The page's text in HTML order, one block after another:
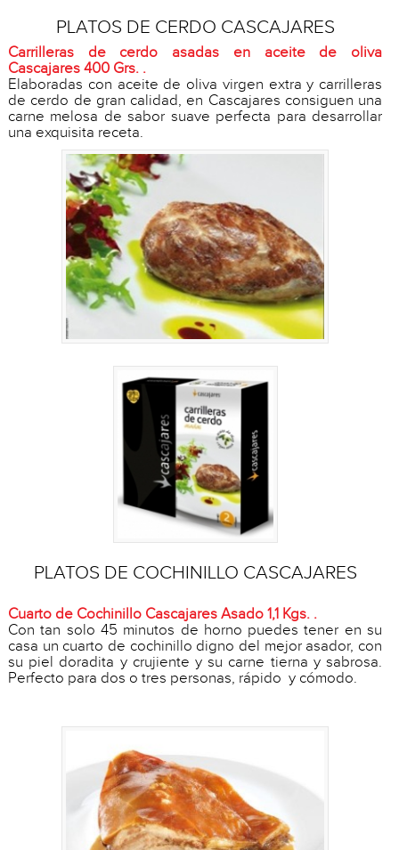
PLATOS DE CERDO CASCAJARES
Carrilleras de cerdo asadas en aceite de oliva
Cascajares 400 Grs. .
Elaboradas con aceite de oliva virgen extra y carrilleras
de cerdo de gran calidad, en Cascajares consiguen una
carne melosa de sabor suave perfecta para desarrollar
una exquisita receta.
PLATOS DE COCHINILLO CASCAJARES
Cuarto de Cochinillo Cascajares Asado 1,1 Kgs. .
Con tan solo 45 minutos de horno puedes tener en su
casa un cuarto de cochinillo digno del mejor asador, con
su piel doradita y crujiente y su carne tierna y sabrosa.
Perfecto para dos o tres personas, rápido y cómodo.